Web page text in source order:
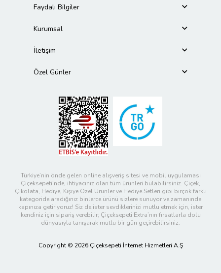
Faydalı Bilgiler
Kurumsal
İletişim
Özel Günler
Türkiye’nin önde gelen online alışveriş sitesi ve mobil uygulaması
Çiçeksepeti’nde, ihtiyacınız olan tüm ürünleri bulabilirsiniz. Çiçek,
Çikolata, Hediye, Kişiye Özel Ürünler ve Hediye Setleri gibi birçok farklı
kategoride aradığınız binlerce ürünü sizlere sunuyor ve zamanında
kapınıza getiriyoruz! Siz de ister sevdiklerinizi mutlu etmek için, ister
kendiniz için sipariş verebilir; Çiçeksepeti Extra’nın fırsatlarla dolu
dünyasıyla tanışarak mutlu bir gün geçirebilirsiniz.
Copyright © 2026 Çiçeksepeti İnternet Hizmetleri A.Ş